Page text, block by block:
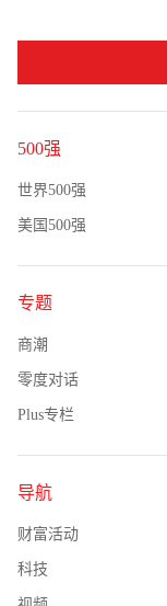
500强
世界500强
美国500强
专题
商潮
零度对话
Plus专栏
导航
财富活动
科技